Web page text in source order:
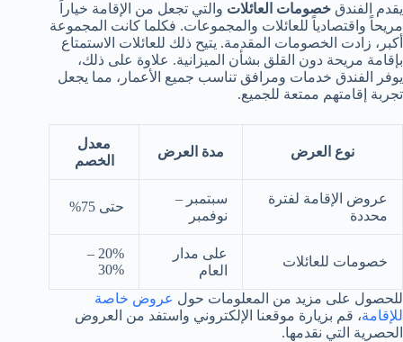
يقدم الفندق خصومات العائلات والتي تجعل من الإقامة خياراً
مريحاً واقتصادياً للعائلات والمجموعات. فكلما كانت المجموعة
أكبر، زادت الخصومات المقدمة. يتيح ذلك للعائلات الاستمتاع
بإقامة مريحة دون القلق بشأن الميزانية. علاوة على ذلك،
يوفر الفندق خدمات ومرافق تناسب جميع الأعمار، مما يجعل
تجربة إقامتهم ممتعة للجميع.
نوع العرض مدة العرض
معدل
الخصم
عروض الإقامة لفترة
محددة
سبتمبر –
نوفمبر
حتى 75%
خصومات للعائلات
على مدار
العام
20% –
30%
للحصول على مزيد من المعلومات حول عروض خاصة
للإقامة، قم بزيارة موقعنا الإلكتروني واستفد من العروض
الحصرية التي نقدمها.